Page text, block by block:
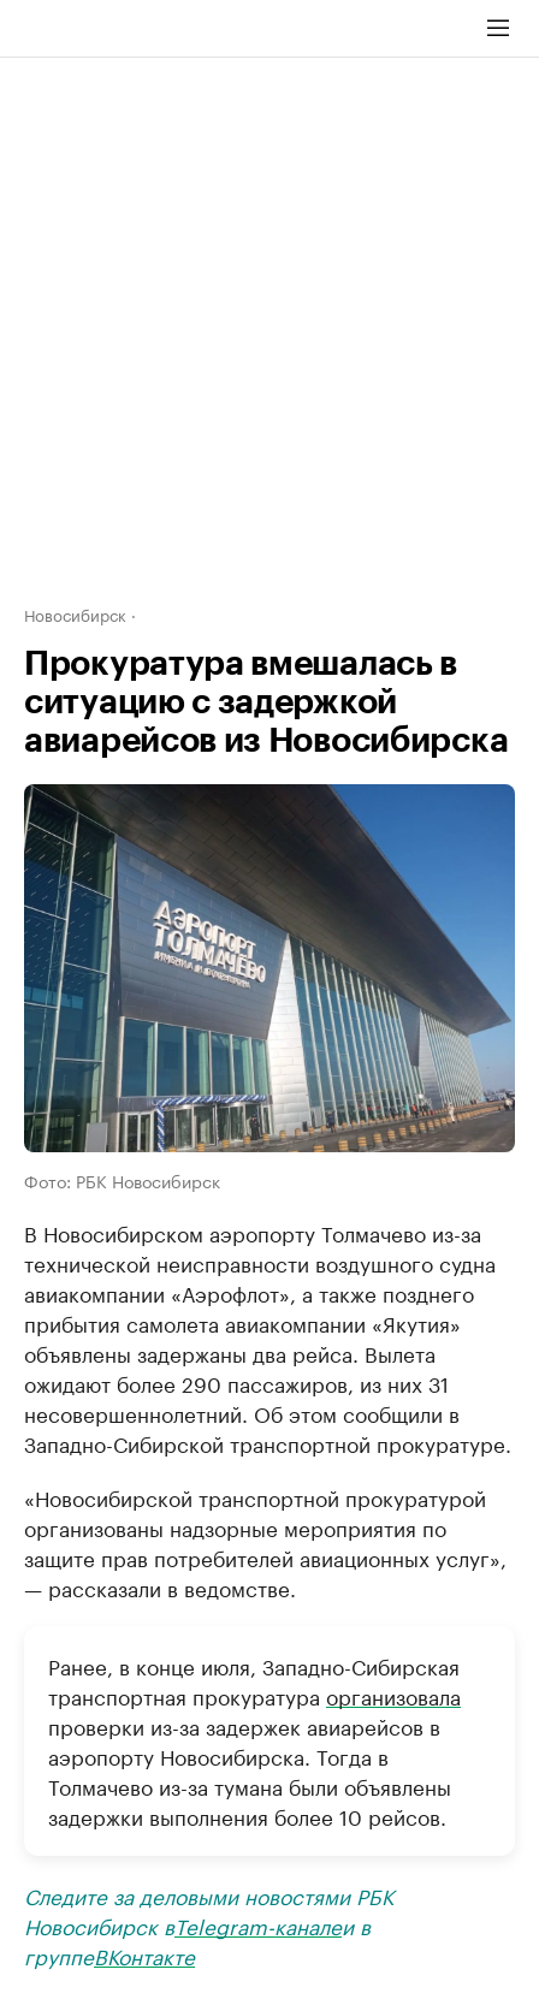
Новосибирск
Прокуратура вмешалась в
ситуацию с задержкой
авиарейсов из Новосибирска
Фото: РБК Новосибирск
В Новосибирском аэропорту Толмачево из-за
технической неисправности воздушного судна
авиакомпании «Аэрофлот», а также позднего
прибытия самолета авиакомпании «Якутия»
объявлены задержаны два рейса. Вылета
ожидают более 290 пассажиров, из них 31
несовершеннолетний. Об этом сообщили в
Западно-Сибирской транспортной прокуратуре.
«Новосибирской транспортной прокуратурой
организованы надзорные мероприятия по
защите прав потребителей авиационных услуг»,
— рассказали в ведомстве.
Ранее, в конце июля, Западно-Сибирская
транспортная прокуратура организовала
проверки из-за задержек авиарейсов в
аэропорту Новосибирска. Тогда в
Толмачево из-за тумана были объявлены
задержки выполнения более 10 рейсов.
Следите за деловыми новостями РБК
Новосибирск вTelegram-каналеи в
группеВКонтакте